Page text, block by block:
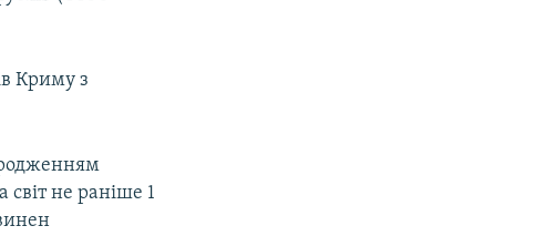
Криму з
не раніше 1